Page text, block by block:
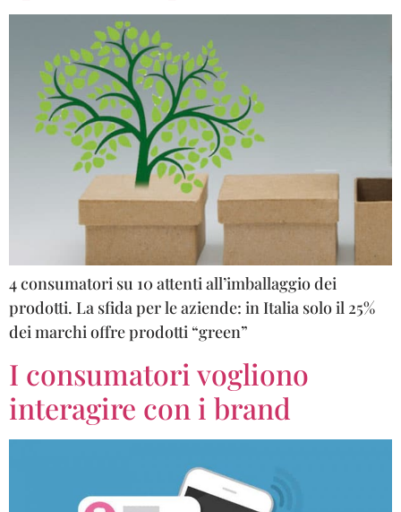
4 consumatori su 10 attenti all’imballaggio dei
prodotti. La sfida per le aziende: in Italia solo il 25%
dei marchi offre prodotti “green”
I consumatori vogliono
interagire con i brand